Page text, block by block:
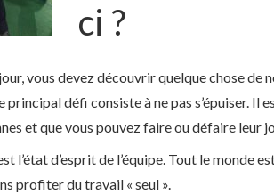
ci ?
vous devez découvrir quelque chose de
principal défi consiste à ne pas s’épuiser.
et que vous pouvez faire ou défaire leur
l’état d’esprit de l’équipe. Tout le monde
profiter du travail « seul ».